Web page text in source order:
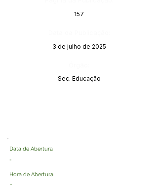
157
3 de julho de 2025
Sec. Educação
Data de Abertura
-
Hora de Abertura
-